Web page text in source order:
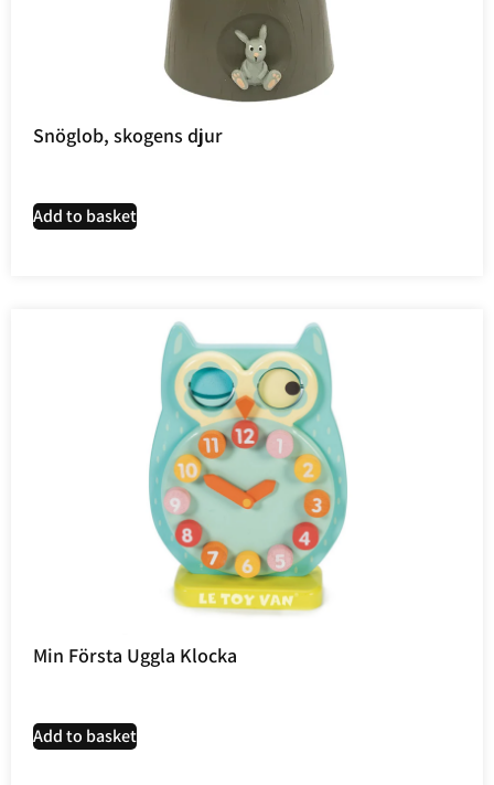
Snöglob, skogens djur
Add to basket
Min Första Uggla Klocka
Add to basket